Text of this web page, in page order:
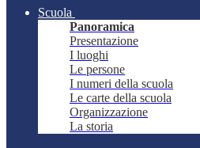
Scuola
Panoramica
Presentazione
I luoghi
Le persone
I numeri della scuola
Le carte della scuola
Organizzazione
La storia